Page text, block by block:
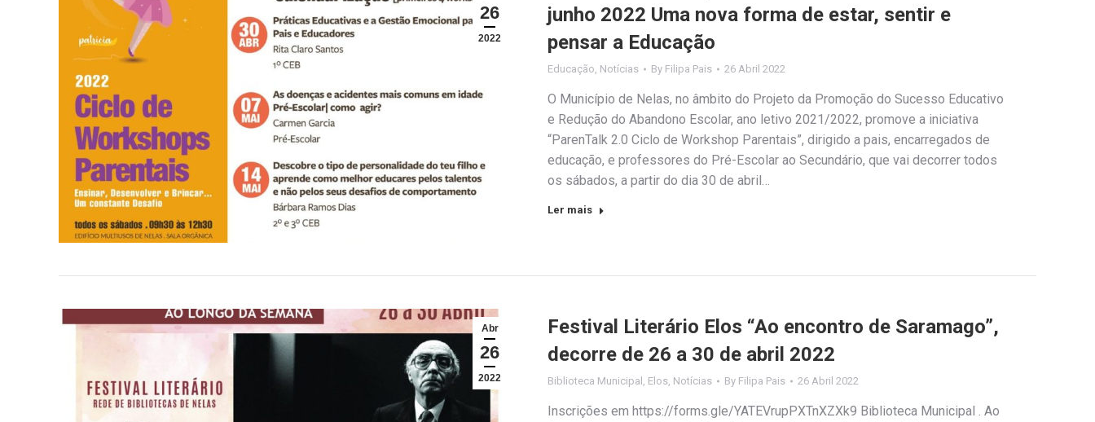
26
2022
junho 2022 Uma nova forma de estar, sentir e
pensar a Educação
Educação, Notícias By Filipa Pais 26 Abril 2022
O Município de Nelas, no âmbito do Projeto da Promoção do Sucesso Educativo
e Redução do Abandono Escolar, ano letivo 2021/2022, promove a iniciativa
“ParenTalk 2.0 Ciclo de Workshop Parentais”, dirigido a pais, encarregados de
educação, e professores do Pré-Escolar ao Secundário, que vai decorrer todos
os sábados, a partir do dia 30 de abril…
Ler mais
Abr
26
2022
Festival Literário Elos “Ao encontro de Saramago”,
decorre de 26 a 30 de abril 2022
Biblioteca Municipal Elos Notícias By Filipa Pais 26 Abril 2022
Inscrições em https://forms.gle/YATEVrupPXTnXZXk9 Biblioteca Municipal . Ao